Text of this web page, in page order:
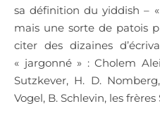
sa définition du yiddish –
mais une sorte de patois
citer des dizaines
« jargonné » : Cholem
Sutzkever, H. D.
Vogel, B. Schlevin, les